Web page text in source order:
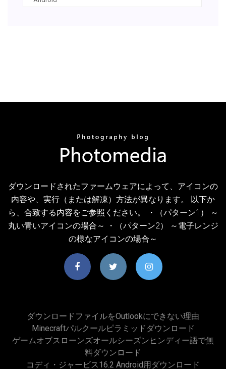
ダウンロードされたファームウェアによって、アイコンの
内容や、実行（または解凍）方法が異なります。 以下か
ら、合致する内容をご参照ください。 ・（パターン1） ～
丸い青いアイコンの場合～ ・（パターン2） ～電子レンジ
の様なアイコンの場合～
ダウンロードファイルをOutlookにできない理由
Minecraftパルクールピラミッドダウンロード
ゲームオブスローンズオールシーズンヒンディー語で無
料ダウンロード
コディ・ジャービス16.2 Android用ダウンロード